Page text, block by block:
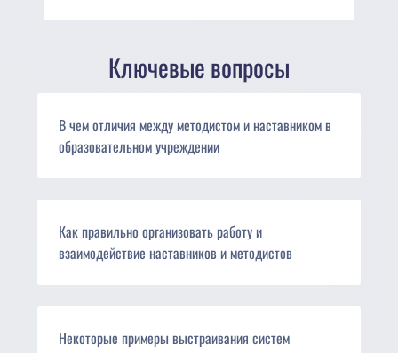
Ключевые вопросы
В чем отличия между методистом и наставником в
образовательном учреждении
Как правильно организовать работу и
взаимодействие наставников и методистов
Некоторые примеры выстраивания систем